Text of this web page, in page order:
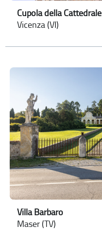
Cupola della Cattedrale
Vicenza (VI)
Villa Barbaro
Maser (TV)